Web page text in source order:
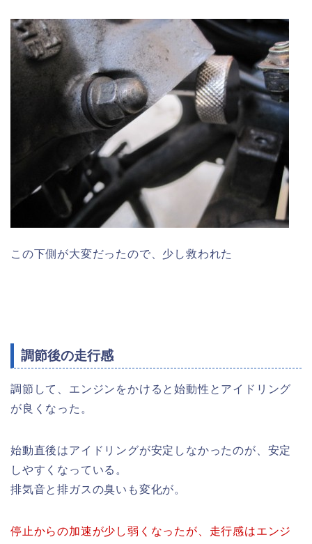
この下側が大変だったので、少し救われた
調節後の走行感
調節して、エンジンをかけると始動性とアイドリング
が良くなった。
始動直後はアイドリングが安定しなかったのが、安定
しやすくなっている。
排気音と排ガスの臭いも変化が。
停止からの加速が少し弱くなったが、走行感はエンジ